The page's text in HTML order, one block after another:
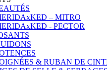
– MITRO
- PECTOR
& RUBAN DE